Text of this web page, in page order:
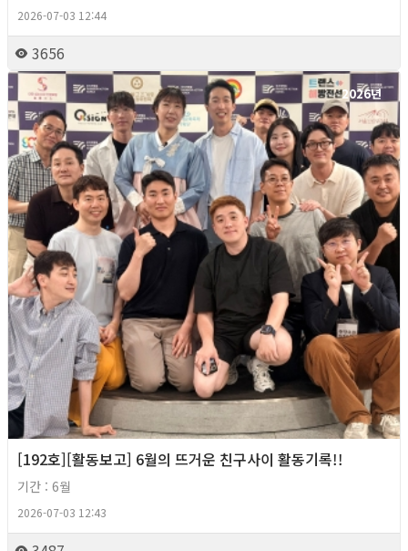
2026-07-03 12:44
3656
2026년
[192호][활동보고] 6월의 뜨거운 친구사이 활동기록!!
기간 : 6월
2026-07-03 12:43